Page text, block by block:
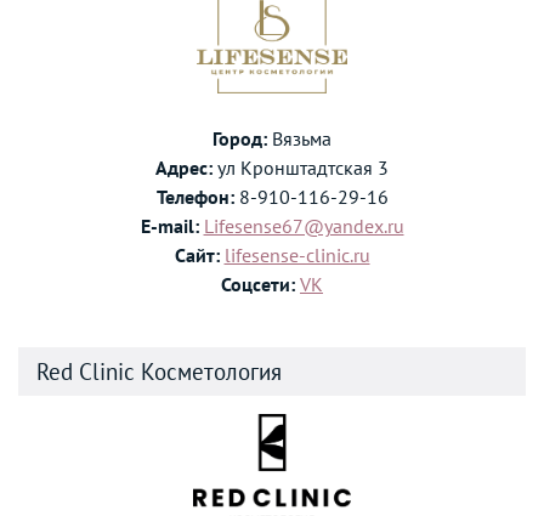
Город: Вязьма
Адрес: ул Кронштадтская 3
Телефон:8-910-116-29-16
E-mail: Lifesense67@yandex.ru
Сайт: lifesense-clinic.ru
Соцсети: VK
Red Clinic Косметология